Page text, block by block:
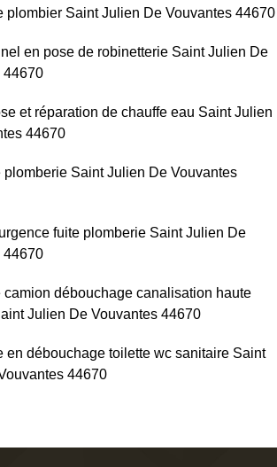
plombier Saint Julien De Vouvantes 44670
en pose de robinetterie Saint Julien De
44670
et réparation de chauffe eau Saint Julien
44670
plomberie Saint Julien De Vouvantes
fuite plomberie Saint Julien De
44670
camion débouchage canalisation haute
Julien De Vouvantes 44670
en débouchage toilette wc sanitaire Saint
44670